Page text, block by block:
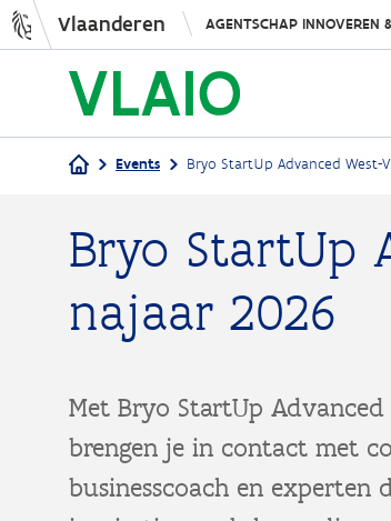
Vlaanderen AGENTSCHAP INNOVEREN
Kruimelpad
Events Bryo StartUp Advanced West-
Bryo StartUp
najaar 2026
Met Bryo StartUp
brengen je in contact met
businesscoach en